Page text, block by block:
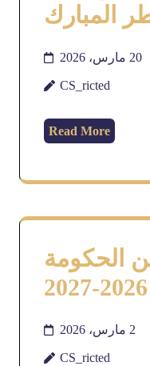
المبارك
20 مارس، 2026
CS_ricted
Read More
الحكومة
2 مارس، 2026
CS_ricted